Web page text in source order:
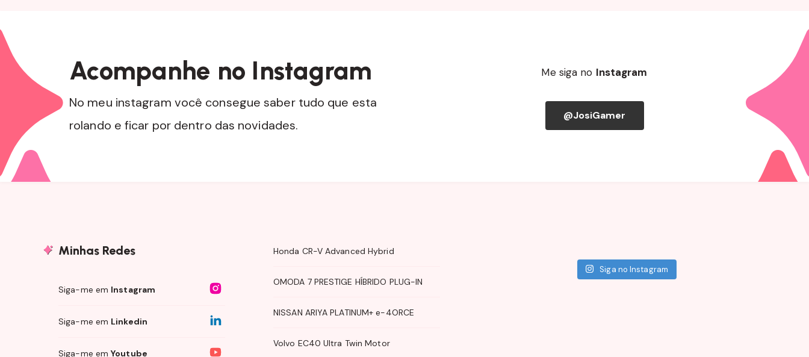
Acompanhe no Instagram
No meu instagram você consegue saber tudo que esta
rolando e ficar por dentro das novidades.
Me siga no Instagram
@JosiGamer
Minhas Redes
Siga-me em Instagram
Siga-me em Linkedin
Siga-me emYoutube
Honda CR-V Advanced Hybrid
OMODA 7 PRESTIGE HÍBRIDO PLUG-IN
NISSAN ARIYA PLATINUM+ e-4ORCE
Volvo EC40 Ultra Twin Motor
Siga no Instagram